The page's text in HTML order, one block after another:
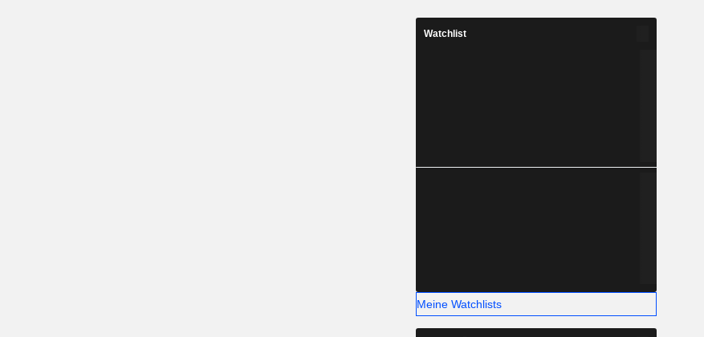
Watchlist
Meine Watchlists